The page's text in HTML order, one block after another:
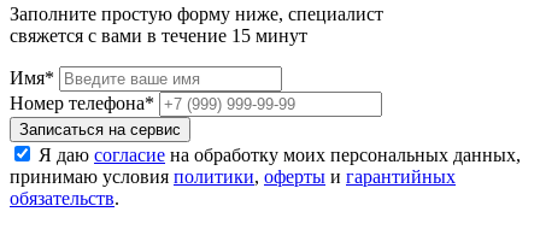
Заполните простую форму ниже, специалист
свяжется с вами в течение 15 минут
Имя*
Номер телефона*
Записаться на сервис
Я даю согласие на обработку моих персональных данных,
принимаю условия политики, оферты и гарантийных
обязательств.